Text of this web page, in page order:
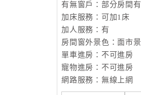
有無窗戶：部分房間有
加床服務：可加1床
加人服務：有
房間窗外景色：面市景
單車進房：不可進房
寵物進房：不可進房
網路服務：無線上網